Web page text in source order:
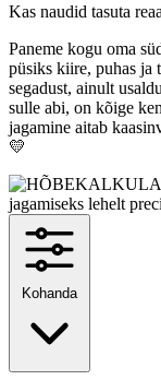
Kas naudid tasuta
Paneme kogu oma
püsiks kiire, puhas
segadust, ainult
sulle abi, on kõige
jagamine aitab
💛
Kohanda